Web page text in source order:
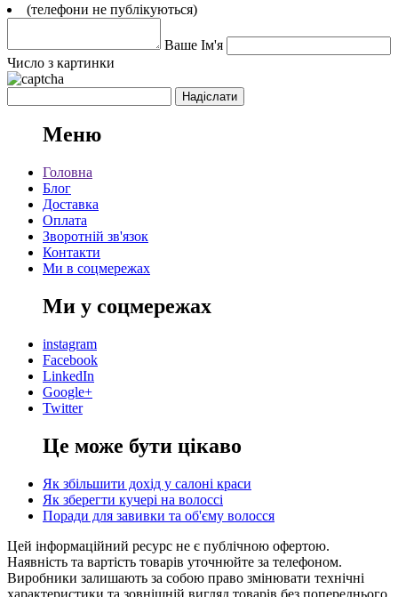
(телефони не публікуються)
Ваше Ім'я
Число з картинки
Меню
Головна
Блог
Доставка
Оплата
Зворотній зв'язок
Контакти
Ми в соцмережах
Ми у соцмережах
instagram
Facebook
LinkedIn
Google+
Twitter
Це може бути цікаво
Як збільшити дохід у салоні краси
Як зберегти кучері на волоссі
Поради для завивки та об'єму волосся
Цей інформаційний ресурс не є публічною офертою.
Наявність та вартість товарів уточнюйте за телефоном.
Виробники залишають за собою право змінювати технічні
характеристики та зовнішній вигляд товарів без попереднього